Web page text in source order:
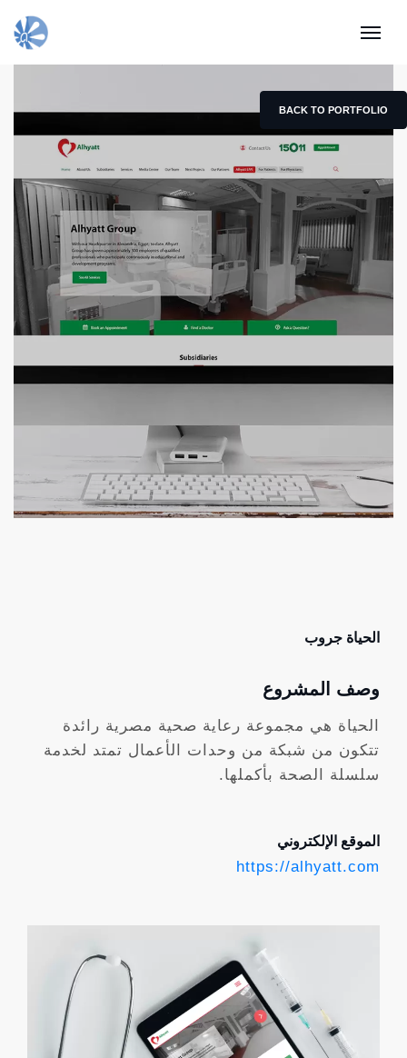
BACK TO PORTFOLIO
الحياة جروب
وصف المشروع
الحياة هي مجموعة رعاية صحية مصرية رائدة
تتكون من شبكة من وحدات الأعمال تمتد لخدمة
سلسلة الصحة بأكملها.
الموقع الإلكتروني
https://alhyatt.com